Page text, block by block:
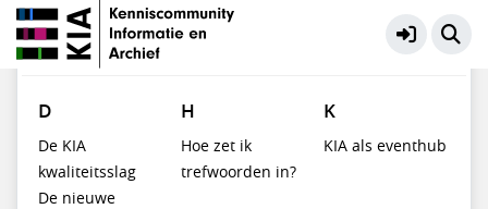
Wegwijs op KIA Meer
# A B C D E F G H I J K W X Z
D
De KIA
kwaliteitsslag
De nieuwe
H
Hoe zet ik
trefwoorden in?
K
KIA als eventhub